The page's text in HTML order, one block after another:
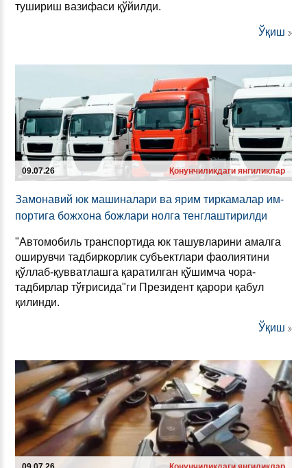
тушириш вазифаси қўйилди.
Ўқиш
09.07.26 Қонунчиликдаги янгиликлар
За­мо­на­вий юк ма­ши­на­ла­ри ва ярим тир­ка­ма­лар им­
пор­ти­га бож­хо­на бож­ла­ри нол­га тен­глаш­ти­рил­ди
"Автомобиль транспортида юк ташувларини амалга
оширувчи тадбиркорлик субъектлари фаолиятини
қўллаб-қувватлашга қаратилган қўшимча чора-
тадбирлар тўғрисида"ги Президент қарори қабул
қилинди.
Ўқиш